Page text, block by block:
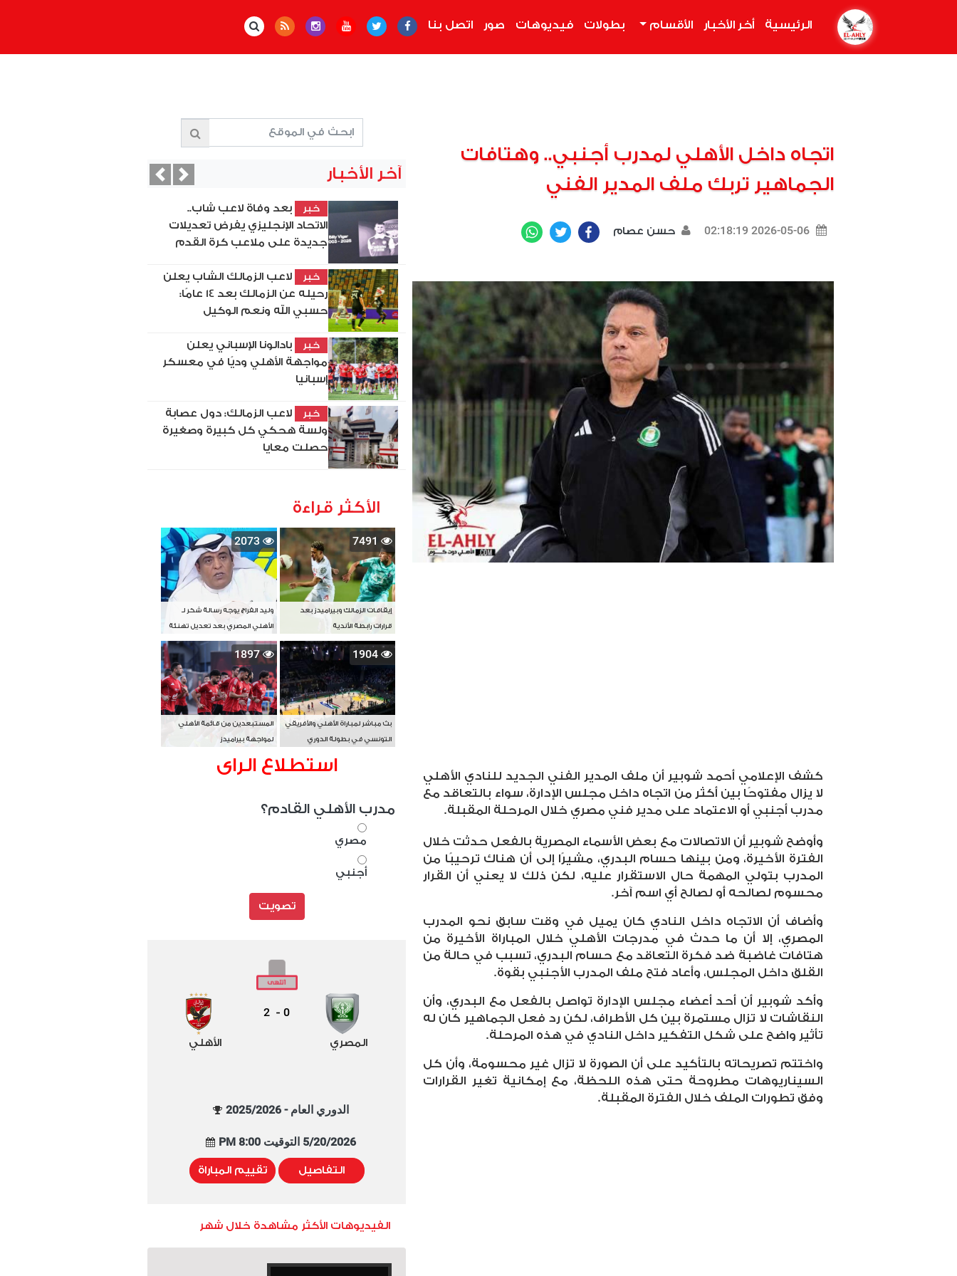
الرئيسية أخر الأخبار الأقسام بطولات فيديوهات صور اتصل بنا
اتجاه داخل الأهلي لمدرب أجنبي.. وهتافات
الجماهير تربك ملف المدير الفني
2026-05-06 02:18:19 حسن عصام Facebook
Twitter
كشف الإعلامي أحمد شوبير أن ملف المدير الفني الجديد للنادي الأهلي
لا يزال مفتوحًا بين أكثر من اتجاه داخل مجلس الإدارة، سواء بالتعاقد مع
مدرب أجنبي أو الاعتماد على مدير فني مصري خلال المرحلة المقبلة.
وأوضح شوبير أن الاتصالات مع بعض الأسماء المصرية بالفعل حدثت خلال
الفترة الأخيرة، ومن بينها حسام البدري، مشيرًا إلى أن هناك ترحيبًا من
المدرب بتولي المهمة حال الاستقرار عليه، لكن ذلك لا يعني أن القرار
محسوم لصالحه أو لصالح أي اسم آخر .
وأضاف أن الاتجاه داخل النادي كان يميل في وقت سابق نحو المدرب
المصري، إلا أن ما حدث في مدرجات الأهلي خلال المباراة الأخيرة من
هتافات غاضبة ضد فكرة التعاقد مع حسام البدري، تسبب في حالة من
القلق داخل المجلس، وأعاد فتح ملف المدرب الأجنبي بقوة.
وأكد شوبير أن أحد أعضاء مجلس الإدارة تواصل بالفعل مع البدري، وأن
النقاشات لا تزال مستمرة بين كل الأطراف، لكن رد فعل الجماهير كان له
تأثير واضح على شكل التفكير داخل النادي في هذه المرحلة.
واختتم تصريحاته بالتأكيد على أن الصورة لا تزال غير محسومة، وأن كل
السيناريوهات مطروحة حتى هذه اللحظة، مع إمكانية تغير القرارات
وفق تطورات الملف خلال الفترة المقبلة.
آخر الأخبار
خبر
بعد وفاة لاعب شاب..
الاتحاد الإنجليزي يفرض تعديلات
جديدة على ملاعب كرة القدم
خبر
لاعب الزمالك الشاب يعلن
رحيله عن الزمالك بعد 14 عامًا:
حسبي الله ونعم الوكيل
خبر
بادالونا الإسباني يعلن
مواجهة الأهلي وديًا في معسكر
إسبانيا
خبر
لاعب الزمالك: دول عصابة
ولسة هحكي كل كبيرة وصغيرة
حصلت معايا
PreviousNext
الأكثر قراءة
7491
إيقافات الزمالك وبيراميدز بعد
قرارات رابطة الأندية
2073
وليد الفراج يوجه رسالة شكر لـ
الأهلي المصري بعد تعديل تهنئة
بطل آسيا
1904
بث مباشر لمباراة الأهلي والأفريقي
التونسي في بطولة الدوري
1897
المستبعدين من قائمة الأهلي
لمواجهة بيراميدز
استطلاع الراى
مدرب الأهلي القادم؟
مصري
أجنبي
تصويت
المصري
0
-
2
الأهلي
الدوري العام - 2025/2026
5/20/2026 التوقيت 8:00 PM
التفاصيل تقييم المباراة
الفيديوهات الأكثر مشاهدة خلال شهر